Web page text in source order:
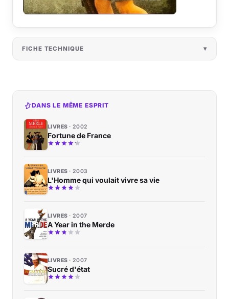
FICHE TECHNIQUE
DANS LE MÊME ESPRIT
LIVRES 2002
Fortune de France
LIVRES 2003
L'Homme qui voulait vivre sa vie
LIVRES 2007
A Year in the Merde
LIVRES 2007
Sucré d'état